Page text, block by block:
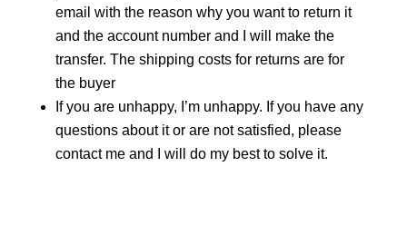
email with the reason why you want to return it
and the account number and I will make the
transfer. The shipping costs for returns are for
the buyer
If you are unhappy, I’m unhappy. If you have any
questions about it or are not satisfied, please
contact me and I will do my best to solve it.